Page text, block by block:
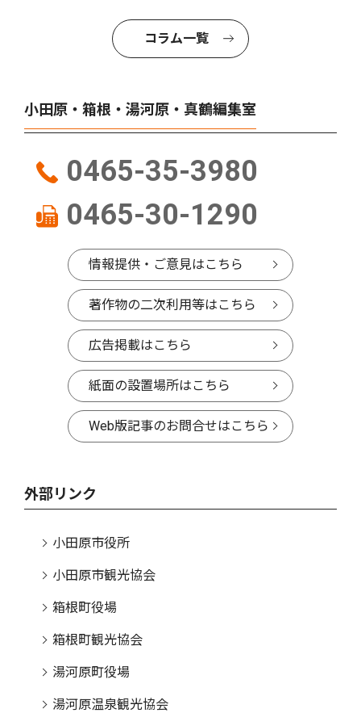
コラム一覧
小田原・箱根・湯河原・真鶴編集室
0465-35-3980
0465-30-1290
情報提供・ご意見はこちら
著作物の二次利用等はこちら
広告掲載はこちら
紙面の設置場所はこちら
Web版記事のお問合せはこちら
外部リンク
小田原市役所
小田原市観光協会
箱根町役場
箱根町観光協会
湯河原町役場
湯河原温泉観光協会